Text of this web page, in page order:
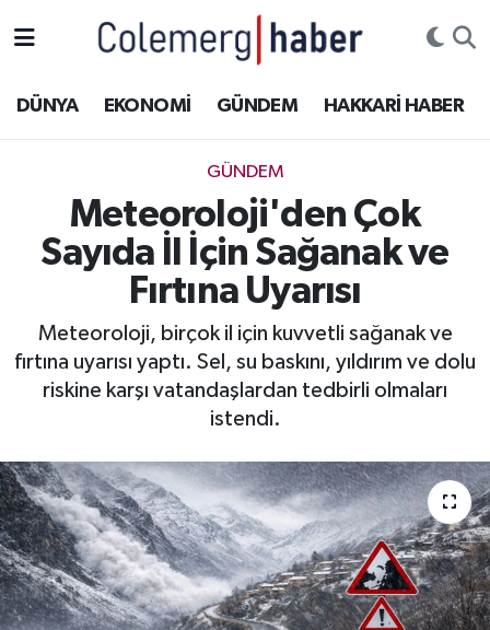
DÜNYA EKONOMİ GÜNDEM HAKKARİ HABER
GÜNDEM
Meteoroloji'den Çok
Sayıda İl İçin Sağanak ve
Fırtına Uyarısı
Meteoroloji, birçok il için kuvvetli sağanak ve
fırtına uyarısı yaptı. Sel, su baskını, yıldırım ve dolu
riskine karşı vatandaşlardan tedbirli olmaları
istendi.
ASAYİŞ
DOĞA
EĞİTİM
GÜNDEM
Hakkari Haber
İLGİNÇ HABERLER
Hakkâri Hava Durumu
Hakkari Namaz Vakitleri
Hakkâri Trafik Yoğunluk Haritası
Süper Lig Puan Durumu ve Fikstür
Tüm Manşetler
Son Dakika Haberleri
Haber Arşivi